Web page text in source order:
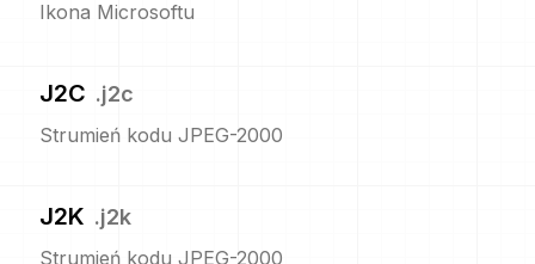
Ikona Microsoftu
J2C .j2c
Strumień kodu JPEG-2000
J2K .j2k
Strumień kodu JPEG-2000